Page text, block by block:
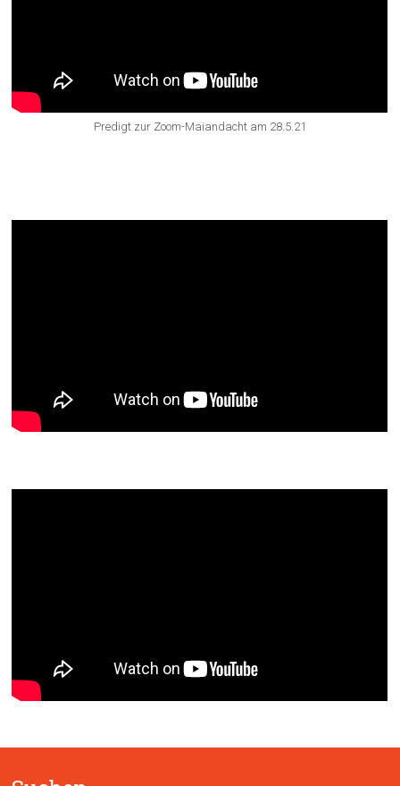
Predigt zur Zoom-Maiandacht am 28.5.21